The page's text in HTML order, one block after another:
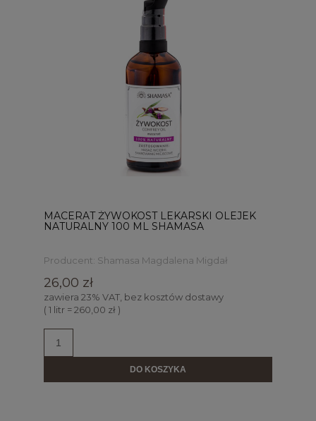
MACERAT ŻYWOKOST LEKARSKI OLEJEK
NATURALNY 100 ML SHAMASA
Producent: Shamasa Magdalena Migdał
26,00 zł
zawiera 23% VAT, bez kosztów dostawy
( 1 litr = 260,00 zł )
DO KOSZYKA